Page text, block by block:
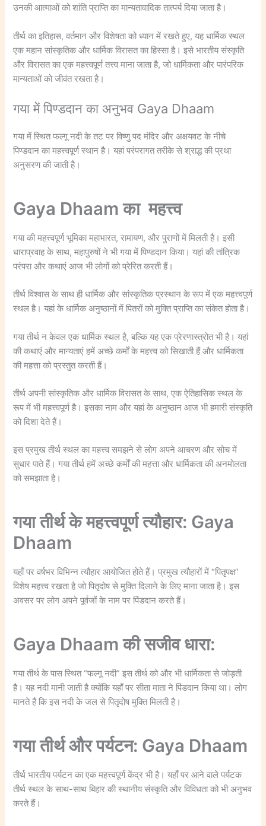
उनकी आत्माओं को शांति प्राप्ति का मान्यतावादिक तात्पर्य दिया जाता है।
तीर्थ का इतिहास, वर्तमान और विशेषता को ध्यान में रखते हुए, यह धार्मिक स्थल
एक महान सांस्कृतिक और धार्मिक विरासत का हिस्सा है। इसे भारतीय संस्कृति
और विरासत का एक महत्त्वपूर्ण तत्त्व माना जाता है, जो धार्मिकता और पारंपरिक
मान्यताओं को जीवंत रखता है।
गया में पिण्डदान का अनुभव Gaya Dhaam
गया में स्थित फल्गू नदी के तट पर विष्णु पद मंदिर और अक्षयवट के नीचे
पिण्डदान का महत्त्वपूर्ण स्थान है। यहां परंपरागत तरीके से श्राद्ध की प्रथा
अनुसरण की जाती है।
Gaya Dhaam का महत्त्व
गया की महत्त्वपूर्ण भूमिका महाभारत, रामायण, और पुराणों में मिलती है। इसी
धाराप्रवाह के साथ, महापुरुषों ने भी गया में पिण्डदान किया। यहां की तांत्रिक
परंपरा और कथाएं आज भी लोगों को प्रेरित करती हैं।
तीर्थ विश्वास के साथ ही धार्मिक और सांस्कृतिक प्रस्थान के रूप में एक महत्त्वपूर्ण
स्थल है। यहां के धार्मिक अनुष्ठानों में पितरों को मुक्ति प्राप्ति का संकेत होता है।
गया तीर्थ न केवल एक धार्मिक स्थल है, बल्कि यह एक प्रेरणास्त्रोत भी है। यहां
की कथाएं और मान्यताएं हमें अच्छे कर्मों के महत्त्व को सिखाती हैं और धार्मिकता
की महत्ता को प्रस्तुत करती हैं।
तीर्थ अपनी सांस्कृतिक और धार्मिक विरासत के साथ, एक ऐतिहासिक स्थल के
रूप में भी महत्त्वपूर्ण है। इसका नाम और यहां के अनुष्ठान आज भी हमारी संस्कृति
को दिशा देते हैं।
इस प्रमुख तीर्थ स्थल का महत्त्व समझने से लोग अपने आचरण और सोच में
सुधार पाते हैं। गया तीर्थ हमें अच्छे कर्मों की महत्ता और धार्मिकता की अनमोलता
को समझाता है।
गया तीर्थ के महत्त्वपूर्ण त्यौहार: Gaya
Dhaam
यहाँ पर वर्षभर विभिन्न त्यौहार आयोजित होते हैं। प्रमुख त्यौहारों में “पितृपक्ष”
विशेष महत्त्व रखता है जो पितृदोष से मुक्ति दिलाने के लिए माना जाता है। इस
अवसर पर लोग अपने पूर्वजों के नाम पर पिंडदान करते हैं।
Gaya Dhaam की सजीव धारा:
गया तीर्थ के पास स्थित “फल्गू नदी” इस तीर्थ को और भी धार्मिकता से जोड़ती
है। यह नदी मानी जाती है क्योंकि यहाँ पर सीता माता ने पिंडदान किया था। लोग
मानते हैं कि इस नदी के जल से पितृदोष मुक्ति मिलती है।
गया तीर्थ और पर्यटन: Gaya Dhaam
तीर्थ भारतीय पर्यटन का एक महत्त्वपूर्ण केंद्र भी है। यहाँ पर आने वाले पर्यटक
तीर्थ स्थल के साथ-साथ बिहार की स्थानीय संस्कृति और विविधता को भी अनुभव
करते हैं।